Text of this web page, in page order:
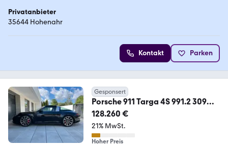
Privatanbieter
35644 Hohenahr
Kontakt Parken
Gesponsert
Porsche 911 Targa 4S 991.2 309
kW
128.260 €
21% MwSt.
Hoher Preis